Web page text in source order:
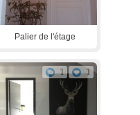
Palier de l'étage
1 1